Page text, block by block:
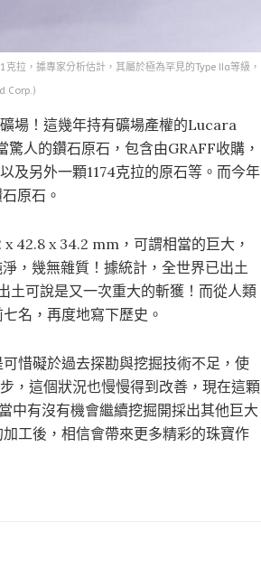
拉，據專家分析估計，其屬於極為罕見的Type IIa等級，
Corp.)
場！這幾年持有礦場產權的Lucara
人的鑽石原石，包含由GRAFF收購，
及另外一顆1174克拉的原石等。而今年
原石。
42.8 x 34.2 mm，可謂相當的巨大，
，幾無雜質！據統計，全世界已出土
土可說是又一次重大的斬獲！而從人類
名，再度地寫下歷史。
惜礙於過去探勘與挖掘技術不足，使
，這個狀況也慢慢得到改善，現在這顆
中有沒有機會繼續挖掘開採出其他巨大
工後，相信會帶來更多精彩的珠寶作